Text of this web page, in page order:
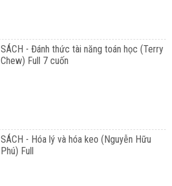
SÁCH - Đánh thức tài năng toán học (Terry
Chew) Full 7 cuốn
SÁCH - Hóa lý và hóa keo (Nguyễn Hữu
Phú) Full